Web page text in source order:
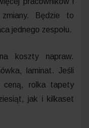
Będzie to
jednego zespołu.
koszty napraw.
laminat. Jeśli
ceną, rolka tapety
jak i kilkaset